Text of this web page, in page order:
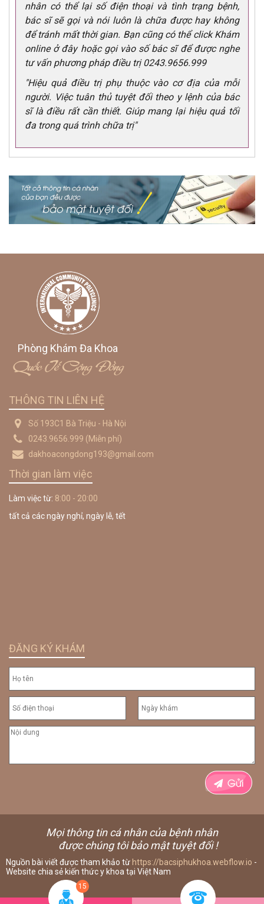
nhân có thể lại số điện thoại và tình trạng bệnh,
bác sĩ sẽ gọi và nói luôn là chữa được hay không
để tránh mất thời gian. Bạn cũng có thể click Khám
online ở đây hoặc gọi vào số bác sĩ để được nghe
tư vấn phương pháp điều trị 0243.9656.999
"Hiệu quả điều trị phụ thuộc vào cơ địa của mỗi
người. Việc tuân thủ tuyệt đối theo y lệnh của bác
sĩ là điều rất cần thiết. Giúp mang lại hiệu quả tối
đa trong quá trình chữa trị"
Phòng Khám Đa Khoa
Quốc Tế Cộng Đồng
THÔNG TIN LIÊN HỆ
Số 193C1 Bà Triệu - Hà Nội
0243.9656.999 (Miễn phí)
dakhoacongdong193@gmail.com
Thời gian làm việc
Làm việc từ: 8:00 - 20:00
tất cả các ngày nghỉ, ngày lễ, tết
ĐĂNG KÝ KHÁM
Nguồn bài viết được tham khảo từ https://bacsiphukhoa.webflow.io -
Website chia sẻ kiến thức y khoa tại Việt Nam
Mọi thông tin cá nhân của bệnh nhân
được chúng tôi bảo mật tuyệt đối !
15